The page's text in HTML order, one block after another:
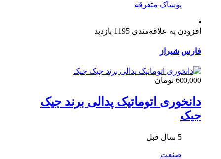
پوشاک متفرقه
افزودن به علاقه‌مندی 1195 بازدید
فارس شیراز
600,000 تومان
دانخوری اتوماتیک پدالی برند جیک
جیک
5 سال قبل
صنعت